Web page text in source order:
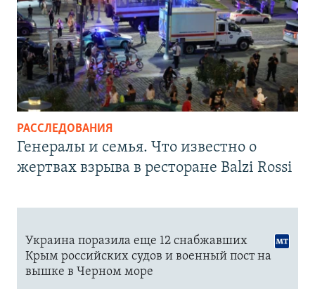
РАССЛЕДОВАНИЯ
Генералы и семья. Что известно о
жертвах взрыва в ресторане Balzi Rossi